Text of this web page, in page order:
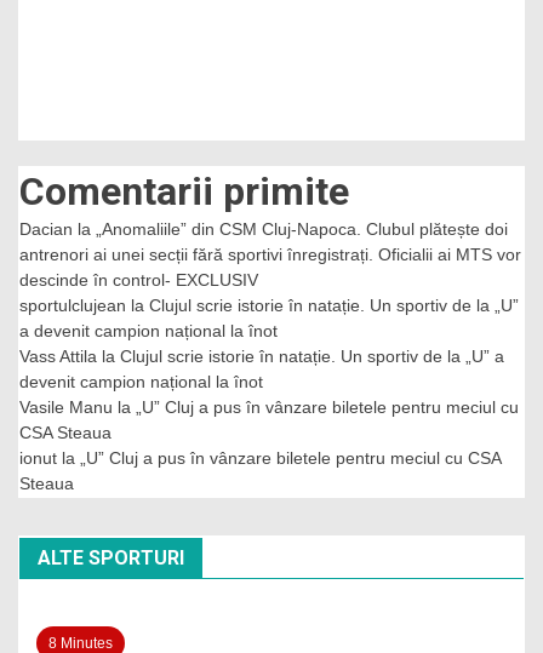
Comentarii primite
Dacian la
„Anomaliile” din CSM Cluj-Napoca. Clubul plătește doi
antrenori ai unei secții fără sportivi înregistrați. Oficialii ai MTS vor
descinde în control- EXCLUSIV
sportulclujean la Clujul scrie istorie în natație. Un sportiv de la „U”
a devenit campion național la înot
Vass Attila la Clujul scrie istorie în natație. Un sportiv de la „U” a
devenit campion național la înot
Vasile Manu la
„U” Cluj a pus în vânzare biletele pentru meciul cu
CSA Steaua
ionut la
„U” Cluj a pus în vânzare biletele pentru meciul cu CSA
Steaua
ALTE SPORTURI
8 Minutes